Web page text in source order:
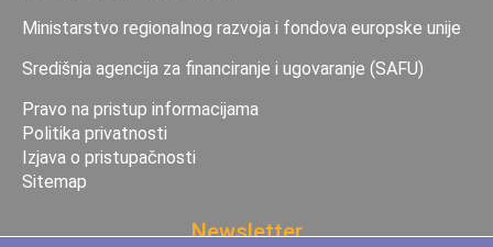
Ministarstvo regionalnog razvoja i fondova europske unije
Središnja agencija za financiranje i ugovaranje (SAFU)
Pravo na pristup informacijama
Politika privatnosti
Izjava o pristupačnosti
Sitemap
Newsletter